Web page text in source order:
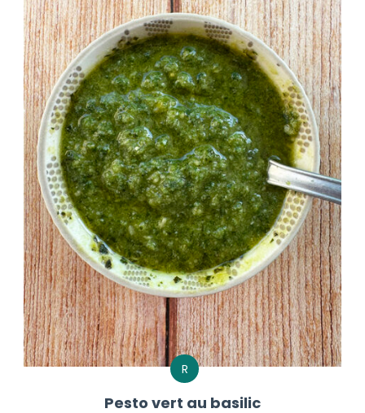
R
Pesto vert au basilic